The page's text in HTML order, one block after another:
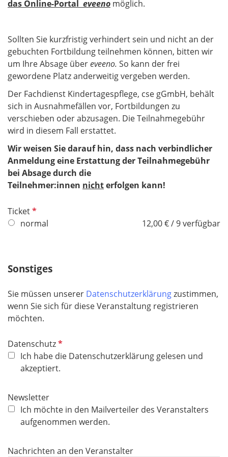
das Online-Portal eveeno möglich.
Sollten Sie kurzfristig verhindert sein und nicht an der
gebuchten Fortbildung teilnehmen können, bitten wir
um Ihre Absage übereveeno. So kann der frei
gewordene Platz anderweitig vergeben werden.
Der Fachdienst Kindertagespflege, cse gGmbH, behält
sich in Ausnahmefällen vor, Fortbildungen zu
verschieben oder abzusagen. Die Teilnahmegebühr
wird in diesem Fall erstattet.
Wir weisen Sie darauf hin, dass nach verbindlicher
Anmeldung eine Erstattung der Teilnahmegebühr
bei Absage durch die
Teilnehmer:innen nichterfolgen kann!
TicketP
f
h
f
e
l
normal 12,00 € / 9 verfügbar
Sonstiges
Sie müssen unserer Datenschutzerklärungzustimmen,
wenn Sie sich für diese Veranstaltung registrieren
möchten.
DatenschutzP
f
l
h
l
Ich habe die Datenschutzerklärung gelesen und
akzeptiert.
Newsletter
Ich möchte in den Mailverteiler des Veranstalters
aufgenommen werden.
Nachrichten an den Veranstalter